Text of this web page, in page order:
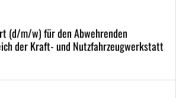
(d/m/w) für den Abwehrenden
der Kraft- und Nutzfahrzeugwerkstatt